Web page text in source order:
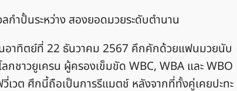
ำปั้นระหว่าง สองยอดมวยระดับตำนาน
นอาทิตย์ที่ 22 ธันวาคม 2567 คึกคักด้วยแฟนมวยนับ
กชาวยูเครน ผู้ครองเข็มขัด WBC, WBA และ WBO
วต ศึกนี้ถือเป็นการรีแมตช์ หลังจากที่ทั้งคู่เคยปะทะ